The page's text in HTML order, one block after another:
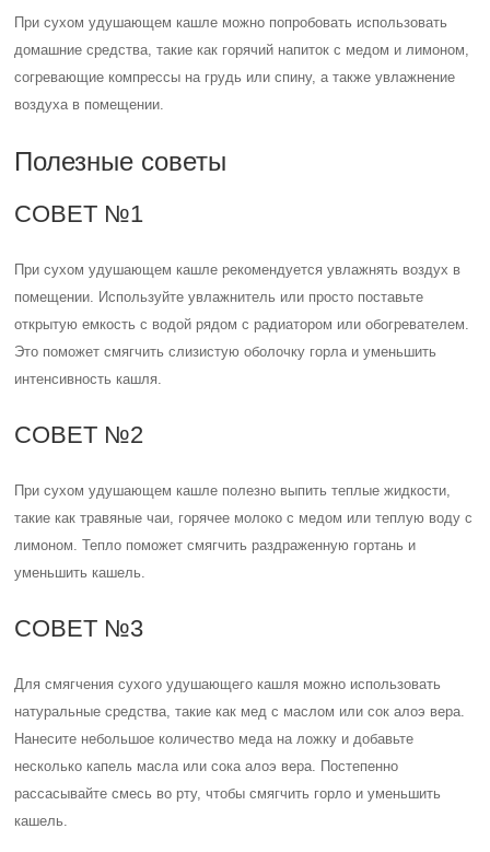
При сухом удушающем кашле можно попробовать использовать
домашние средства, такие как горячий напиток с медом и лимоном,
согревающие компрессы на грудь или спину, а также увлажнение
воздуха в помещении.
Полезные советы
СОВЕТ №1
При сухом удушающем кашле рекомендуется увлажнять воздух в
помещении. Используйте увлажнитель или просто поставьте
открытую емкость с водой рядом с радиатором или обогревателем.
Это поможет смягчить слизистую оболочку горла и уменьшить
интенсивность кашля.
СОВЕТ №2
При сухом удушающем кашле полезно выпить теплые жидкости,
такие как травяные чаи, горячее молоко с медом или теплую воду с
лимоном. Тепло поможет смягчить раздраженную гортань и
уменьшить кашель.
СОВЕТ №3
Для смягчения сухого удушающего кашля можно использовать
натуральные средства, такие как мед с маслом или сок алоэ вера.
Нанесите небольшое количество меда на ложку и добавьте
несколько капель масла или сока алоэ вера. Постепенно
рассасывайте смесь во рту, чтобы смягчить горло и уменьшить
кашель.